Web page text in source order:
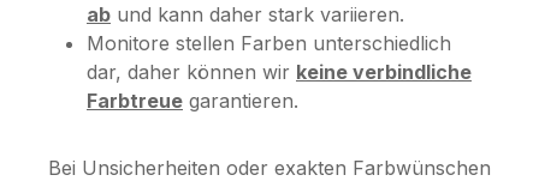
ab und kann daher stark variieren.
Monitore stellen Farben unterschiedlich
dar, daher können wir keine verbindliche
Farbtreue garantieren.
Bei Unsicherheiten oder exakten Farbwünschen